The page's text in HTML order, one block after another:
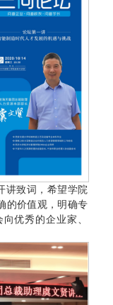
讲致词，希望学院
的价值观，明确专
优秀的企业家、